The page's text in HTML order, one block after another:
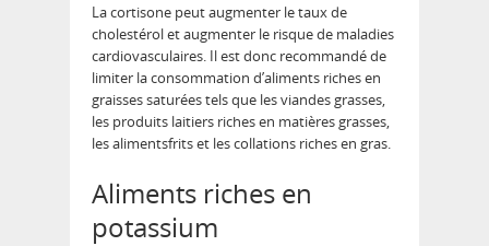
La cortisone peut augmenter le taux de
cholestérol et augmenter le risque de maladies
cardiovasculaires. Il est donc recommandé de
limiter la consommation d’aliments riches en
graisses saturées tels que les viandes grasses,
les produits laitiers riches en matières grasses,
les alimentsfrits et les collations riches en gras.
Aliments riches en
potassium